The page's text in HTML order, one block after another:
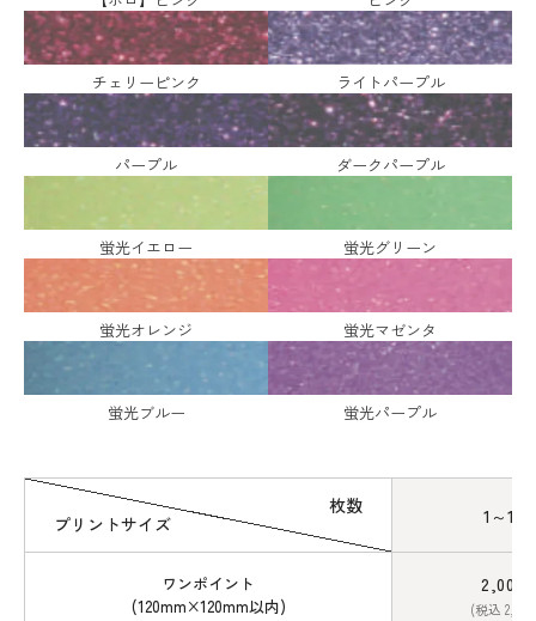
チェリーピンク ライトパープル
パープル ダークパープル
蛍光イエロー 蛍光グリーン
蛍光オレンジ 蛍光マゼンタ
蛍光ブルー 蛍光パープル
枚数
プリントサイズ
1～12
ワンポイント
(120mm×120mm以内)
2,000
(税込